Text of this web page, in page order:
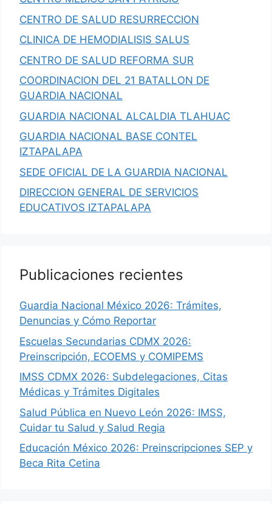
CENTRO DE SALUD RESURRECCION
CLINICA DE HEMODIALISIS SALUS
CENTRO DE SALUD REFORMA SUR
COORDINACION DEL 21 BATALLON DE
GUARDIA NACIONAL
GUARDIA NACIONAL ALCALDIA TLAHUAC
GUARDIA NACIONAL BASE CONTEL
IZTAPALAPA
SEDE OFICIAL DE LA GUARDIA NACIONAL
DIRECCION GENERAL DE SERVICIOS
EDUCATIVOS IZTAPALAPA
Publicaciones recientes
Guardia Nacional México 2026: Trámites,
Denuncias y Cómo Reportar
Escuelas Secundarias CDMX 2026:
Preinscripción, ECOEMS y COMIPEMS
IMSS CDMX 2026: Subdelegaciones, Citas
Médicas y Trámites Digitales
Salud Pública en Nuevo León 2026: IMSS,
Cuidar tu Salud y Salud Regia
Educación México 2026: Preinscripciones SEP y
Beca Rita Cetina